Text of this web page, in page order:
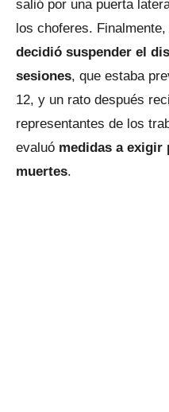
salió por una puerta
los choferes. Finalmente,
decidió suspender el
sesiones, que estaba
12, y un rato después
representantes de los
evaluó medidas a exigir
muertes.